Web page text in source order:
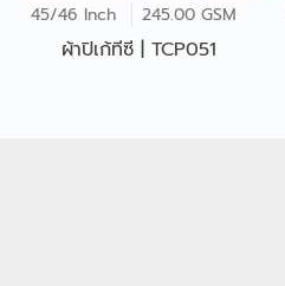
45/46 Inch 245.00 GSM
ผ้าปิเก้ทีซี | TCP051